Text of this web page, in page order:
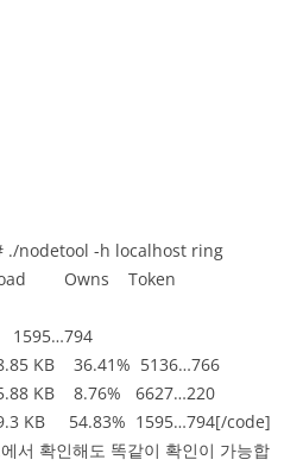
./nodetool -h localhost ring
Load Owns Token
KB 36.41% 5136…766
KB 8.76% 6627…220
KB 54.83% 1595…794[/code]
서 확인해도 똑같이 확인이 가능합